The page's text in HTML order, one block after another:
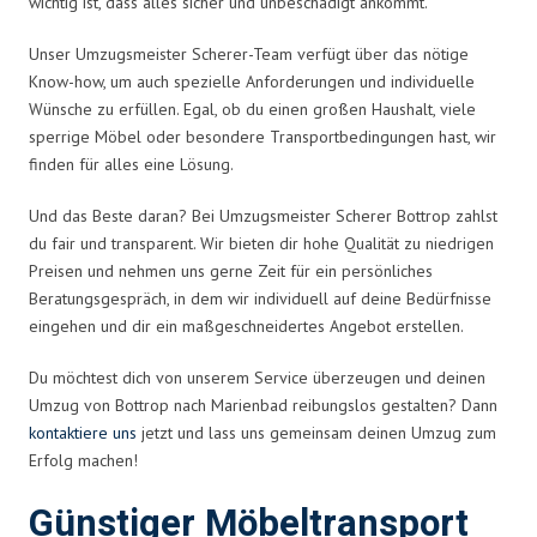
Unser Umzugsmeister Scherer-Team verfügt über das nötige
Know-how, um auch spezielle Anforderungen und individuelle
Wünsche zu erfüllen. Egal, ob du einen großen Haushalt, viele
sperrige Möbel oder besondere Transportbedingungen hast, wir
finden für alles eine Lösung.
Und das Beste daran? Bei Umzugsmeister Scherer Bottrop zahlst
du fair und transparent. Wir bieten dir hohe Qualität zu niedrigen
Preisen und nehmen uns gerne Zeit für ein persönliches
Beratungsgespräch, in dem wir individuell auf deine Bedürfnisse
eingehen und dir ein maßgeschneidertes Angebot erstellen.
Du möchtest dich von unserem Service überzeugen und deinen
Umzug von Bottrop nach Marienbad reibungslos gestalten? Dann
kontaktiere uns jetzt und lass uns gemeinsam deinen Umzug zum
Erfolg machen!
Günstiger Möbeltransport